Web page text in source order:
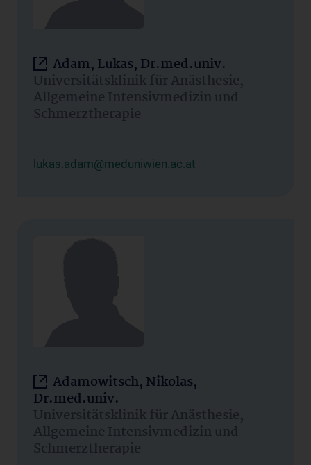
Adam, Lukas, Dr.med.univ.
Universitätsklinik für Anästhesie,
Allgemeine Intensivmedizin und
Schmerztherapie
lukas.adam@meduniwien.ac.at
Adamowitsch, Nikolas,
Dr.med.univ.
Universitätsklinik für Anästhesie,
Allgemeine Intensivmedizin und
Schmerztherapie